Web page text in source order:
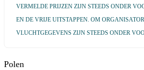
VERMELDE PRIJZEN ZIJN STEEDS ONDER
EN DE VRIJE UITSTAPPEN. OM
VLUCHTGEGEVENS ZIJN STEEDS ONDER
Polen